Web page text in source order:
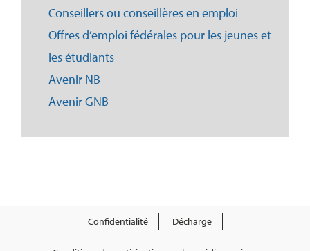
Conseillers ou conseillères en emploi
Offres d’emploi fédérales pour les jeunes et
les étudiants
Avenir NB
Avenir GNB
Confidentialité Décharge